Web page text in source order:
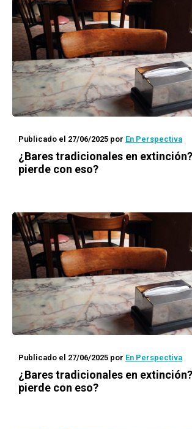
Publicado el 27/06/2025 por En Perspectiva
¿Bares tradicionales en
pierde con eso?
Publicado el 27/06/2025 por En Perspectiva
¿Bares tradicionales en
pierde con eso?